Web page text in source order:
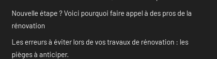
Nouvelle étape ? Voici pourquoi faire appel à des pros de la
rénovation
Les erreurs à éviter lors de vos travaux de rénovation : les
pièges à anticiper.